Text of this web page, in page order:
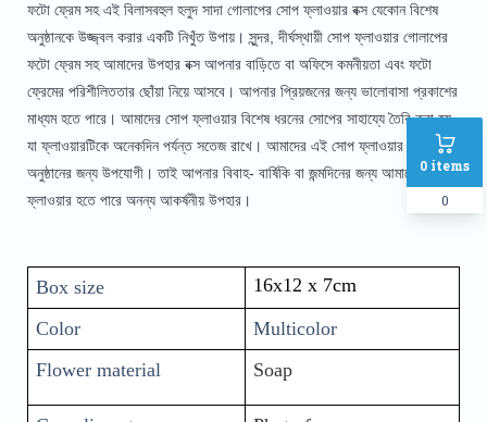
0 items
0
ফটো ফ্রেম সহ এই বিলাসবহুল হলুদ সাদা গোলাপের সোপ ফ্লাওয়ার বক্স যেকোন বিশেষ
অনুষ্ঠানকে উজ্জ্বল করার একটি নিখুঁত উপায়। সুন্দর, দীর্ঘস্থায়ী সোপ ফ্লাওয়ার গোলাপের
ফটো ফ্রেম সহ আমাদের উপহার বক্স আপনার বাড়িতে বা অফিসে কমনীয়তা এবং ফটো
ফ্রেমের পরিশীলিততার ছোঁয়া নিয়ে আসবে। আপনার প্রিয়জনের জন্য ভালোবাসা প্রকাশের
মাধ্যম হতে পারে। আমাদের সোপ ফ্লাওয়ার বিশেষ ধরনের সোপের সাহায্যে তৈরি করা হয়,
যা ফ্লাওয়ারটিকে অনেকদিন পর্যন্ত সতেজ রাখে। আমাদের এই সোপ ফ্লাওয়ার যে কোনো
অনুষ্ঠানের জন্য উপযোগী। তাই আপনার বিবাহ- বার্ষিকি বা জন্মদিনের জন্য আমাদের সোপ
ফ্লাওয়ার হতে পারে অনন্য আকর্ষনীয় উপহার।
Box size
16x12 x 7cm
Color
Multicolor
Flower material
Soap